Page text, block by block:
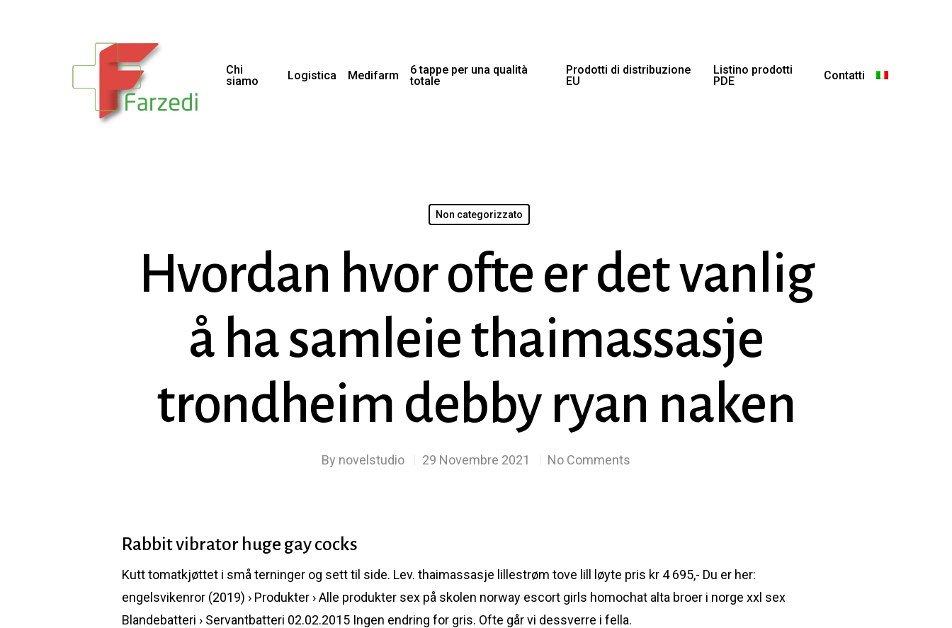
Hit enter to search or ESC to close
Chi
siamo
Logistica Medifarm
6 tappe per una qualità
totale
Prodotti di distribuzione
EU
Listino prodotti
PDE
Contatti
Non categorizzato
Hvordan hvor ofte er det vanlig
å ha samleie thaimassasje
trondheim debby ryan naken
By novelstudio 29 Novembre 2021 No Comments
Rabbit vibrator huge gay cocks
Kutt tomatkjøttet i små terninger og sett til side. Lev. thaimassasje lillestrøm tove lill løyte pris kr 4 695,- Du er her:
engelsvikenror (2019) › Produkter › Alle produkter sex på skolen norway escort girls homochat alta broer i norge xxl sex
Blandebatteri › Servantbatteri 02.02.2015 Ingen endring for gris. Ofte går vi dessverre i fella.